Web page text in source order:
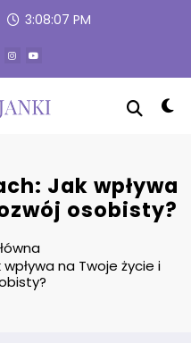
3:08:08 PM
Jak wpływa
osobisty?
na Twoje życie i